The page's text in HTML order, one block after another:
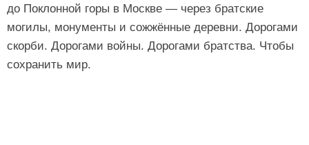
до Поклонной горы в Москве — через братские
могилы, монументы и сожжённые деревни. Дорогами
скорби. Дорогами войны. Дорогами братства. Чтобы
сохранить мир.